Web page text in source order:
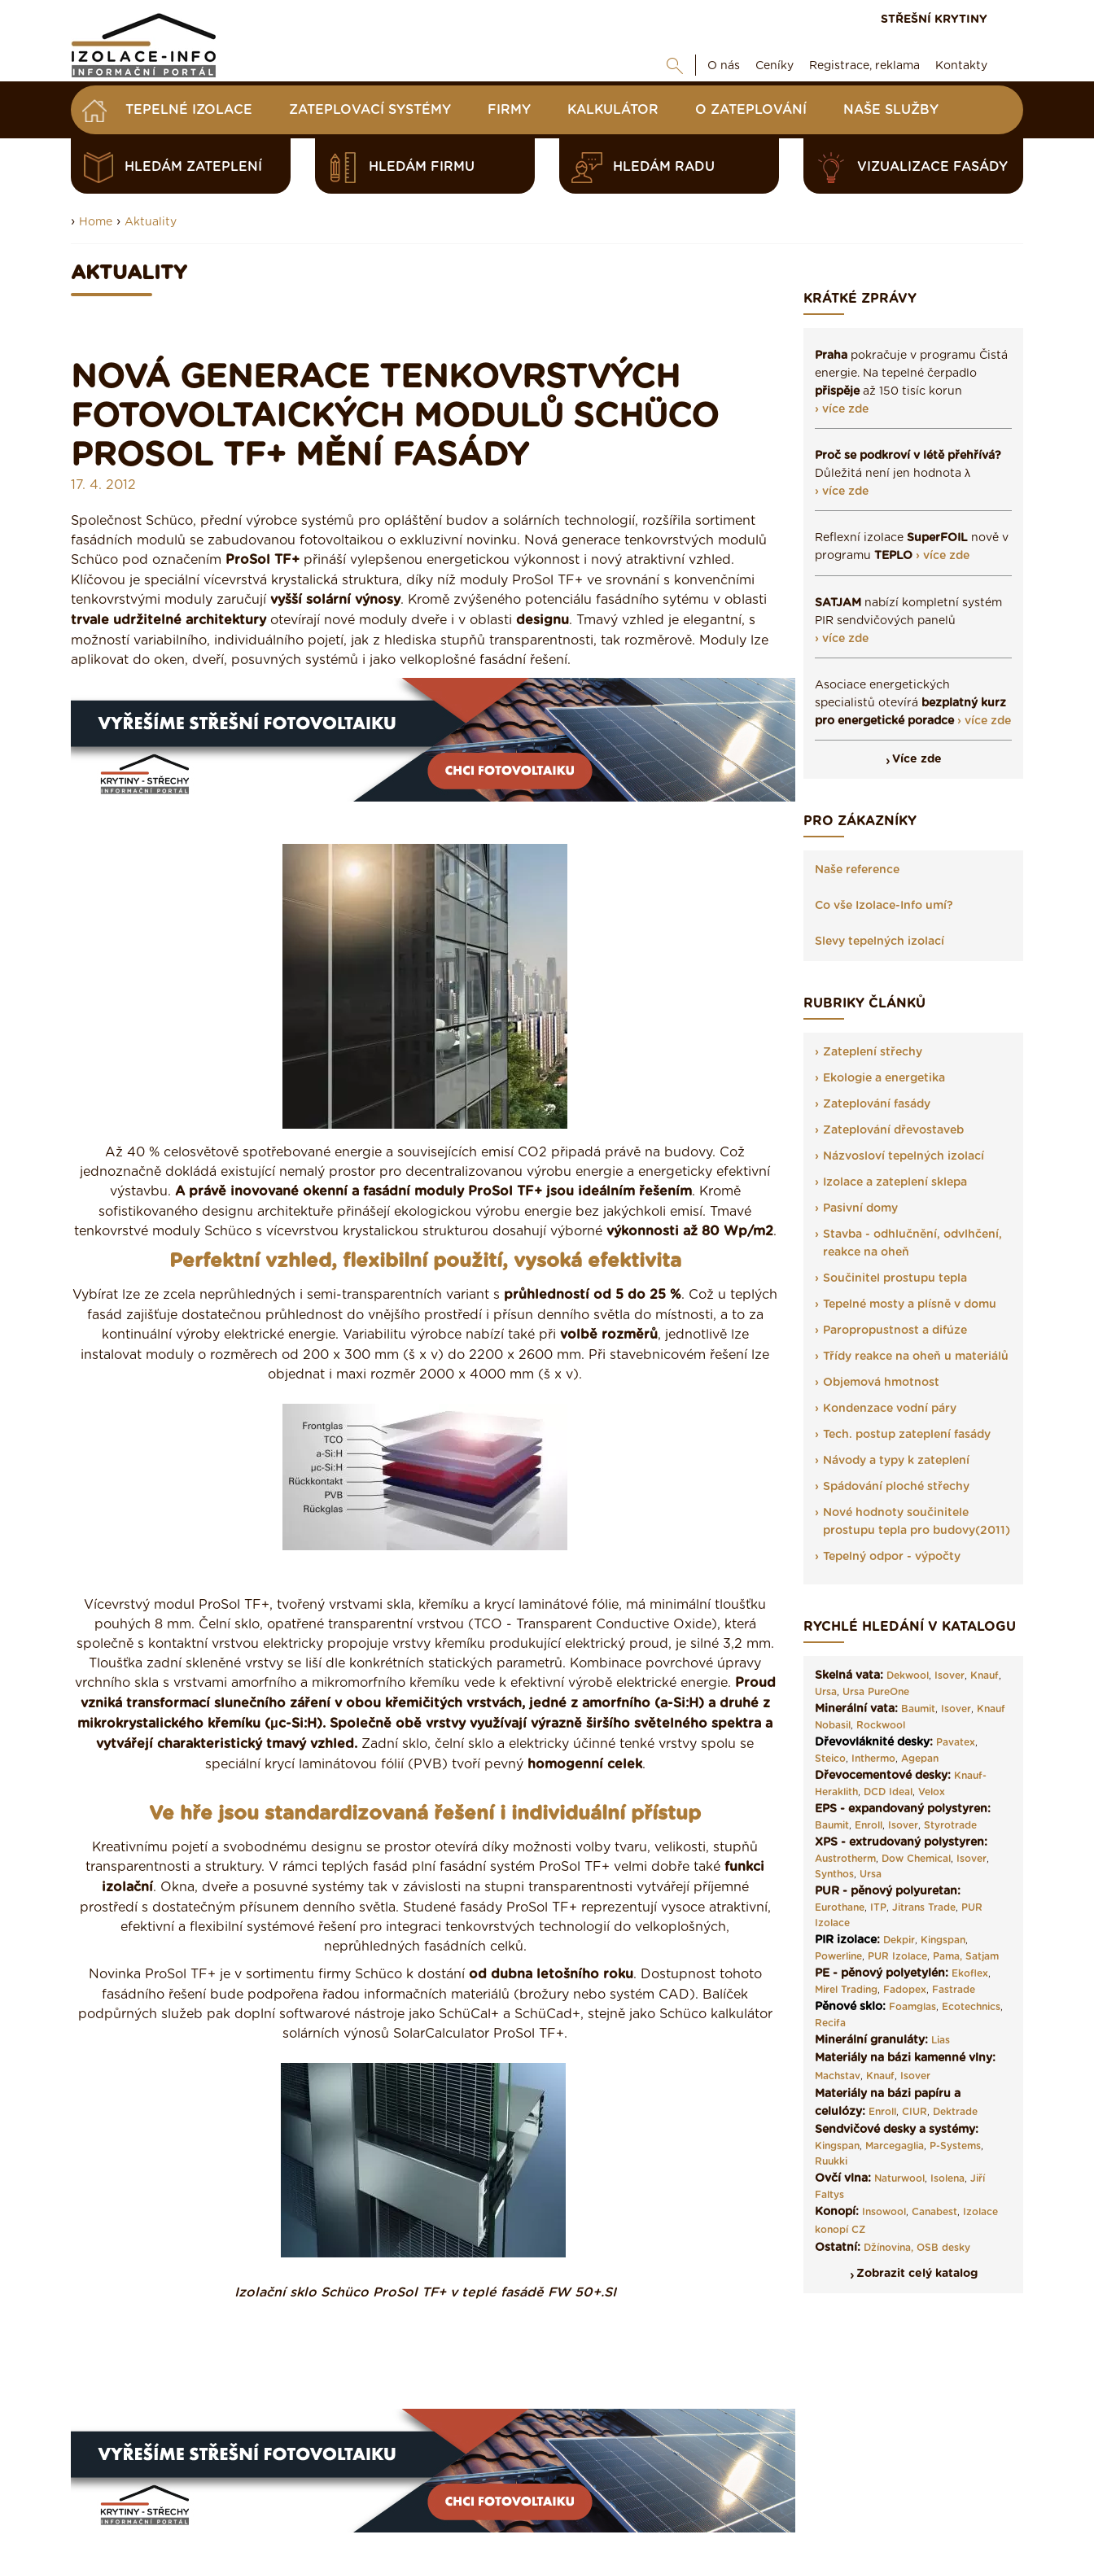
STŘEŠNÍ KRYTINY
O nás Ceníky Registrace, reklama Kontakty
TEPELNÉ IZOLACE ZATEPLOVACÍ SYSTÉMY FIRMY KALKULÁTOR O ZATEPLOVÁNÍ NAŠE SLUŽBY
HLEDÁM ZATEPLENÍ HLEDÁM FIRMU HLEDÁM RADU VIZUALIZACE FASÁDY
› Home › Aktuality
AKTUALITY
NOVÁ GENERACE TENKOVRSTVÝCH
FOTOVOLTAICKÝCH MODULŮ SCHÜCO
PROSOL TF+ MĚNÍ FASÁDY
17. 4. 2012
Společnost Schüco, přední výrobce systémů pro opláštění budov a solárních technologií, rozšířila sortiment
fasádních modulů se zabudovanou fotovoltaikou o exkluzivní novinku. Nová generace tenkovrstvých modulů
Schüco pod označením
ProSol TF+ přináší vylepšenou energetickou výkonnost i nový atraktivní vzhled.
Klíčovou je speciální vícevrstvá krystalická struktura, díky níž moduly ProSol TF+ ve srovnání s konvenčními
tenkovrstvými moduly zaručují vyšší solární výnosy. Kromě zvýšeného potenciálu fasádního sytému v oblasti
trvale udržitelné architekturyotevírají nové moduly dveře i v oblasti designu. Tmavý vzhled je elegantní, s
možností variabilního, individuálního pojetí, jak z hlediska stupňů transparentnosti, tak rozměrově. Moduly lze
aplikovat do oken, dveří, posuvných systémů i jako velkoplošné fasádní řešení.
Až 40 % celosvětově spotřebované energie a souvisejících emisí CO2 připadá právě na budovy. Což
jednoznačně dokládá existující nemalý prostor pro decentralizovanou výrobu energie a energeticky efektivní
výstavbu. A právě inovované okenní a fasádní moduly ProSol TF+ jsou ideálním řešením. Kromě
sofistikovaného designu architektuře přinášejí ekologickou výrobu energie bez jakýchkoli emisí. Tmavé
tenkovrstvé moduly Schüco s vícevrstvou krystalickou strukturou dosahují výborné výkonnosti až 80 Wp/m2.
Perfektní vzhled, flexibilní použití, vysoká efektivita
Vybírat lze ze zcela neprůhledných i semi-transparentních variant s průhledností od 5 do 25 %. Což u teplých
fasád zajišťuje dostatečnou průhlednost do vnějšího prostředí i přísun denního světla do místnosti, a to za
kontinuální výroby elektrické energie. Variabilitu výrobce nabízí také při volbě rozměrů, jednotlivě lze
instalovat moduly o rozměrech od 200 x 300 mm (š x v) do 2200 x 2600 mm. Při stavebnicovém řešení lze
objednat i maxi rozměr 2000 x 4000 mm (š x v).
Vícevrstvý modul ProSol TF+, tvořený vrstvami skla, křemíku a krycí laminátové fólie, má minimální tloušťku
pouhých 8 mm. Čelní sklo, opatřené transparentní vrstvou (TCO - Transparent Conductive Oxide), která
společně s kontaktní vrstvou elektricky propojuje vrstvy křemíku produkující elektrický proud, je silné 3,2 mm.
Tloušťka zadní skleněné vrstvy se liší dle konkrétních statických parametrů. Kombinace povrchové úpravy
vrchního skla s vrstvami amorfního a mikromorfního křemíku vede k efektivní výrobě elektrické energie. Proud
vzniká transformací slunečního záření v obou křemičitých vrstvách, jedné z amorfního (a-Si:H) a druhé z
mikrokrystalického křemíku (μc-Si:H). Společně obě vrstvy využívají výrazně širšího světelného spektra a
vytvářejí charakteristický tmavý vzhled. Zadní sklo, čelní sklo a elektricky účinné tenké vrstvy spolu se
speciální krycí laminátovou fólií (PVB) tvoří pevný homogenní celek.
Ve hře jsou standardizovaná řešení i individuální přístup
Kreativnímu pojetí a svobodnému designu se prostor otevírá díky možnosti volby tvaru, velikosti, stupňů
transparentnosti a struktury. V rámci teplých fasád plní fasádní systém ProSol TF+ velmi dobře také funkci
izolační. Okna, dveře a posuvné systémy tak v závislosti na stupni transparentnosti vytvářejí příjemné
prostředí s dostatečným přísunem denního světla. Studené fasády ProSol TF+ reprezentují vysoce atraktivní,
efektivní a flexibilní systémové řešení pro integraci tenkovrstvých technologií do velkoplošných,
neprůhledných fasádních celků.
Novinka ProSol TF+ je v sortimentu firmy Schüco k dostání od dubna letošního roku. Dostupnost tohoto
fasádního řešení bude podpořena řadou informačních materiálů (brožury nebo systém CAD). Balíček
podpůrných služeb pak doplní softwarové nástroje jako SchüCal+ a SchüCad+, stejně jako Schüco kalkulátor
solárních výnosů SolarCalculator ProSol TF+.
Izolační sklo Schüco ProSol TF+ v teplé fasádě FW 50+.SI
KRÁTKÉ ZPRÁVY
Praha pokračuje v programu Čistá
energie. Na tepelné čerpadlo
přispějeaž 150 tisíc korun
› více zde
Proč se podkroví v létě přehřívá?
Důležitá není jen hodnota λ
› více zde
Reflexní izolace SuperFOIL nově v
programu TEPLO › více zde
SATJAM nabízí kompletní systém
PIR sendvičových panelů
› více zde
Asociace energetických
specialistů otevírá bezplatný kurz
pro energetické poradce › více zde
Více zde
PRO ZÁKAZNÍKY
Naše reference
Co vše Izolace-Info umí?
Slevy tepelných izolací
RUBRIKY ČLÁNKŮ
Zateplení střechy
Ekologie a energetika
Zateplování fasády
Zateplování dřevostaveb
Názvosloví tepelných izolací
Izolace a zateplení sklepa
Pasivní domy
Stavba - odhlučnění, odvlhčení,
reakce na oheň
Součinitel prostupu tepla
Tepelné mosty a plísně v domu
Paropropustnost a difúze
Třídy reakce na oheň u materiálů
Objemová hmotnost
Kondenzace vodní páry
Tech. postup zateplení fasády
Návody a typy k zateplení
Spádování ploché střechy
Nové hodnoty součinitele
prostupu tepla pro budovy(2011)
Tepelný odpor - výpočty
RYCHLÉ HLEDÁNÍ V KATALOGU
Skelná vata: Dekwool, Isover, Knauf,
Ursa, Ursa PureOne
Minerální vata: Baumit, Isover, Knauf
Nobasil, Rockwool
Dřevovláknité desky: Pavatex,
Steico, Inthermo, Agepan
Dřevocementové desky: Knauf-
Heraklith, DCD Ideal, Velox
EPS - expandovaný polystyren:
Baumit, Enroll, Isover, Styrotrade
XPS - extrudovaný polystyren:
Austrotherm, Dow Chemical, Isover,
Synthos, Ursa
PUR - pěnový polyuretan:
Eurothane, ITP, Jitrans Trade, PUR
Izolace
PIR izolace: Dekpir, Kingspan,
Powerline, PUR Izolace, Pama, Satjam
PE - pěnový polyetylén: Ekoflex,
Mirel Trading, Fadopex, Fastrade
Pěnové sklo: Foamglas, Ecotechnics,
Recifa
Minerální granuláty: Lias
Materiály na bázi kamenné vlny:
Machstav, Knauf, Isover
Materiály na bázi papíru a
celulózy: Enroll, CIUR, Dektrade
Sendvičové desky a systémy:
Kingspan, Marcegaglia, P-Systems,
Ruukki
Ovčí vlna: Naturwool, Isolena, Jiří
Faltys
Konopí: Insowool, Canabest, Izolace
konopí CZ
Ostatní: Džínovina, OSB desky
Zobrazit celý katalog